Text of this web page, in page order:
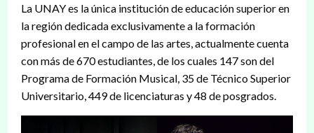
La UNAY es la única institución de educación superior en
la región dedicada exclusivamente a la formación
profesional en el campo de las artes, actualmente cuenta
con más de 670 estudiantes, de los cuales 147 son del
Programa de Formación Musical, 35 de Técnico Superior
Universitario, 449 de licenciaturas y 48 de posgrados.